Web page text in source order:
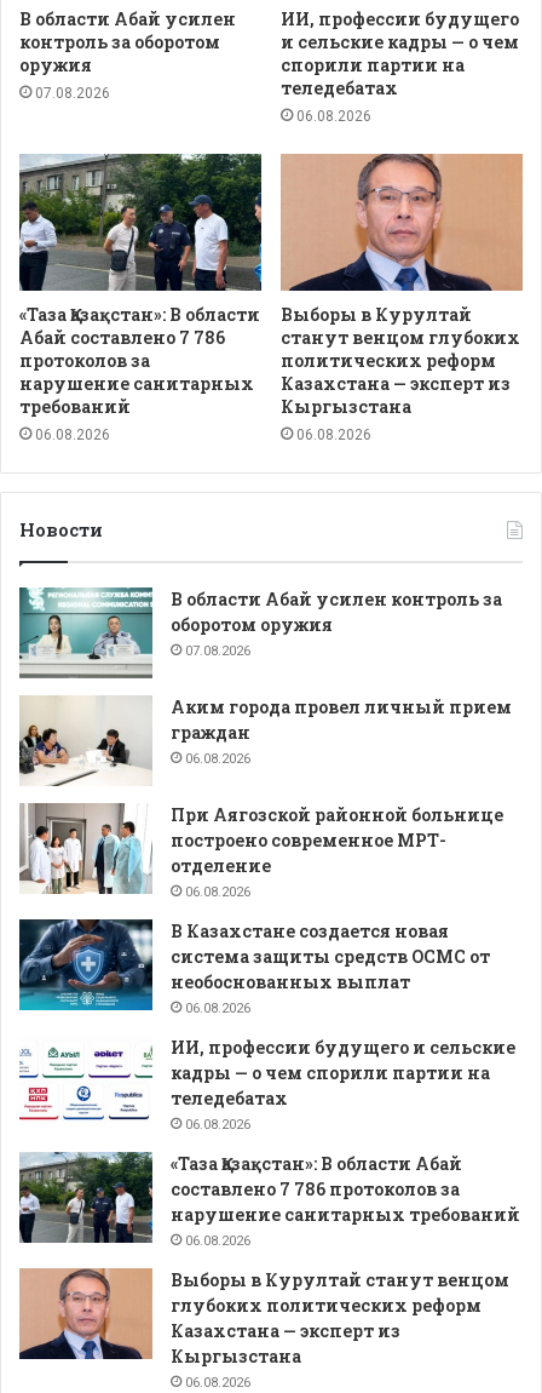
В области Абай усилен
контроль за оборотом
оружия
07.08.2026
ИИ, профессии будущего
и сельские кадры — о чем
спорили партии на
теледебатах
06.08.2026
«Таза Қазақстан»: В области
Абай составлено 7 786
протоколов за
нарушение санитарных
требований
06.08.2026
Выборы в Курултай
станут венцом глубоких
политических реформ
Казахстана — эксперт из
Кыргызстана
06.08.2026
Новости
В области Абай усилен контроль за
оборотом оружия
07.08.2026
Аким города провел личный прием
граждан
06.08.2026
При Аягозской районной больнице
построено современное МРТ-
отделение
06.08.2026
В Казахстане создается новая
система защиты средств ОСМС от
необоснованных выплат
06.08.2026
ИИ, профессии будущего и сельские
кадры — о чем спорили партии на
теледебатах
06.08.2026
«Таза Қазақстан»: В области Абай
составлено 7 786 протоколов за
нарушение санитарных требований
06.08.2026
Выборы в Курултай станут венцом
глубоких политических реформ
Казахстана — эксперт из
Кыргызстана
06.08.2026